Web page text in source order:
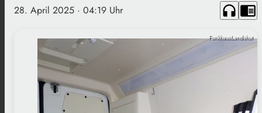
28. April 2025 · 04:19 Uhr headphones chrome_reader_mode
FunkhausLandshut